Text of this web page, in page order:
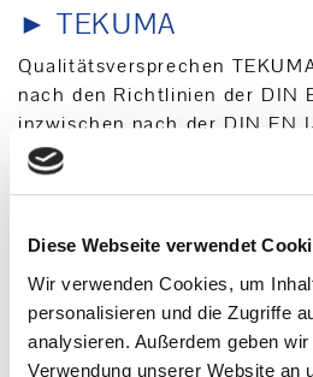
Diese Webseite verwendet
Wir verwenden Cookies, um
personalisieren und die Zugriffe
analysieren. Außerdem geben
Verwendung unserer Website an
► TEKUMA
Qualitätsversprechen
nach den Richtlinien der DIN
inzwischen nach der DIN EN
unserem QM-Handbuch
Qualitätspolitik, mit…
6.KUTENO 2026
Im Juni ist es wieder soweit –
2026 öffnet die KUTENO in
Tore. Wir sind